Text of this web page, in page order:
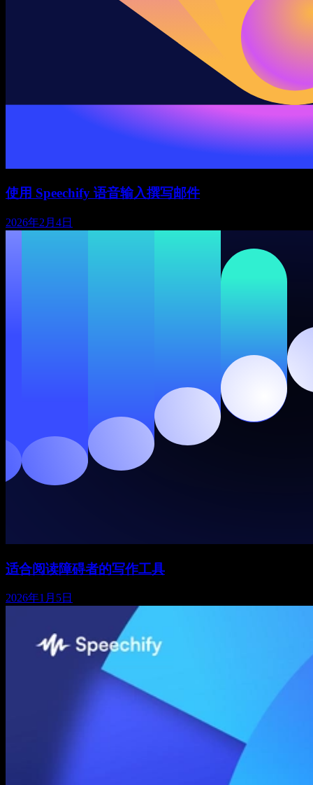
使用 Speechify 语音输入撰写邮件
2026年2月4日
适合阅读障碍者的写作工具
2026年1月5日